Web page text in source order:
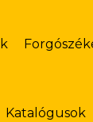
Katalógusok